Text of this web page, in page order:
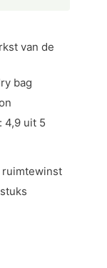
van de
bag
4,9 uit 5